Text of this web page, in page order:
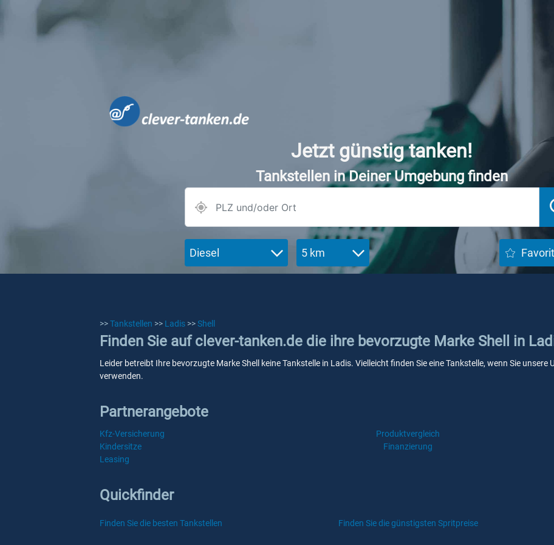
Jetzt günstig tanken!
Tankstellen in Deiner Umgebung finden
Diesel 5 km
>>Tankstellen >> Ladis >>Shell
Finden Sie auf clever-tanken.de die ihre bevorzugte Marke Shell in
Leider betreibt Ihre bevorzugte Marke Shell keine Tankstelle in Ladis. Vielleicht finden Sie eine Tankstelle, wenn Sie unsere
verwenden.
Partnerangebote
Kfz-Versicherung Produktvergleich
Kindersitze
Finanzierung
Leasing
Quickfinder
Finden Sie die besten Tankstellen Finden Sie die günstigsten Spritpreise